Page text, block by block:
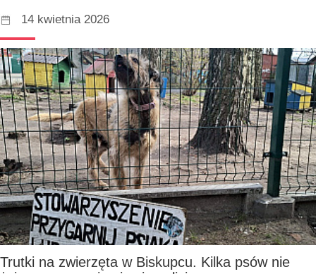
14 kwietnia 2026
Trutki na zwierzęta w Biskupcu. Kilka psów nie